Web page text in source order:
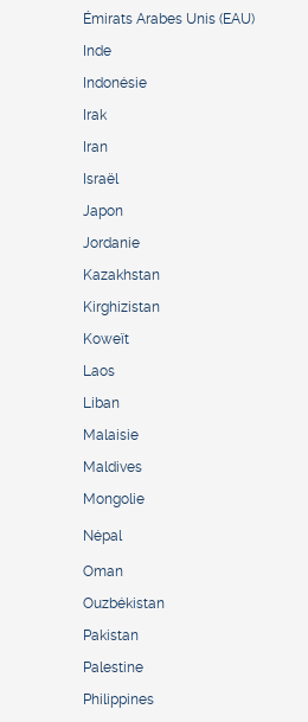
Émirats Arabes Unis (EAU)
Inde
Indonésie
Irak
Iran
Israël
Japon
Jordanie
Kazakhstan
Kirghizistan
Koweït
Laos
Liban
Malaisie
Maldives
Mongolie
Népal
Oman
Ouzbékistan
Pakistan
Palestine
Philippines